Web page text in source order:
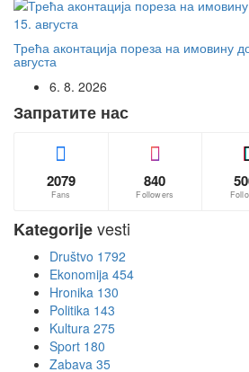
Трећа аконтација пореза на имовину
августа
6. 8. 2026
Запратите нас
2079
Fans
840
Followers
Kategorijevesti
Društvo 1792
Ekonomija 454
Hronika 130
Politika 143
Kultura 275
Sport 180
Zabava 35